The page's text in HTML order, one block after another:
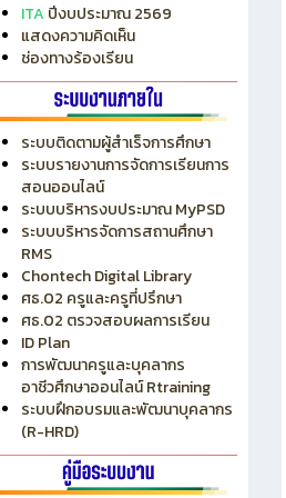
ITA ปีงบประมาณ 2569
แสดงความคิดเห็น
ช่องทางร้องเรียน
ระบบติดตามผู้สำเร็จการศึกษา
ระบบรายงานการจัดการเรียนการ
สอนออนไลน์
ระบบบริหารงบประมาณ MyPSD
ระบบบริหารจัดการสถานศึกษา
RMS
Chontech Digital Library
ศธ.02 ครูและครูที่ปรึกษา
ศธ.02 ตรวจสอบผลการเรียน
ID Plan
การพัฒนาครูและบุคลากร
อาชีวศึกษาออนไลน์ Rtraining
ระบบฝึกอบรมและพัฒนาบุคลากร
(R-HRD)